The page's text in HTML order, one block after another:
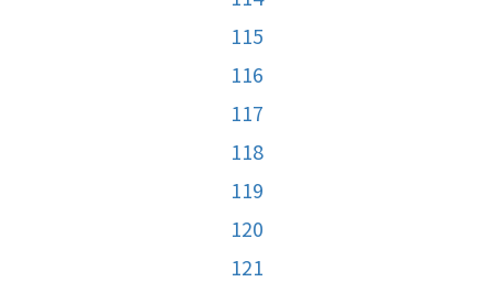
115
116
117
118
119
120
121